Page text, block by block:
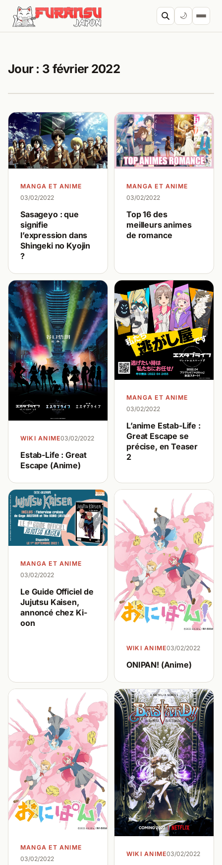
Aller au contenu
🌙
Jour : 3 février 2022
MANGA ET ANIME
03/02/2022
Sasageyo : que
signifie
l’expression dans
Shingeki no Kyojin
?
MANGA ET ANIME
03/02/2022
Top 16 des
meilleurs animes
de romance
WIKI ANIME03/02/2022
Estab-Life : Great
Escape (Anime)
MANGA ET ANIME
03/02/2022
L’anime Estab-Life :
Great Escape se
précise, en Teaser
2
MANGA ET ANIME
03/02/2022
Le Guide Officiel de
Jujutsu Kaisen,
annoncé chez Ki-
oon
WIKI ANIME03/02/2022
ONIPAN! (Anime)
MANGA ET ANIME
03/02/2022
WIKI ANIME03/02/2022